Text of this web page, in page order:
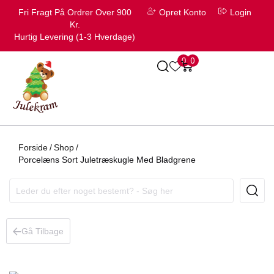
Fri Fragt På Ordrer Over 900
Kr.
Hurtig Levering (1-3 Hverdage)
Opret Konto Login
0 0
Forside/Shop/
Porcelæns Sort Juletræskugle Med Bladgrene
Gå Tilbage